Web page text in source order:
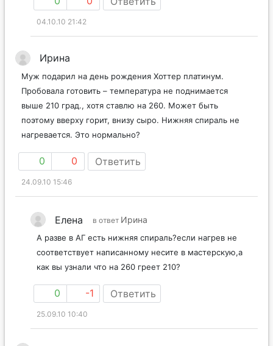
04.10.10 21:42
Ирина
Муж подарил на день рождения Хоттер платинум.
Пробовала готовить – температура не поднимается
выше 210 град., хотя ставлю на 260. Может быть
поэтому вверху горит, внизу сыро. Нижняя спираль не
нагревается. Это нормально?
0 0 Ответить
24.09.10 15:46
Елена в ответ Ирина
А разве в АГ есть нижняя спираль?если нагрев не
соответствует написанному несите в мастерскую,а
как вы узнали что на 260 греет 210?
0 -1 Ответить
25.09.10 10:40